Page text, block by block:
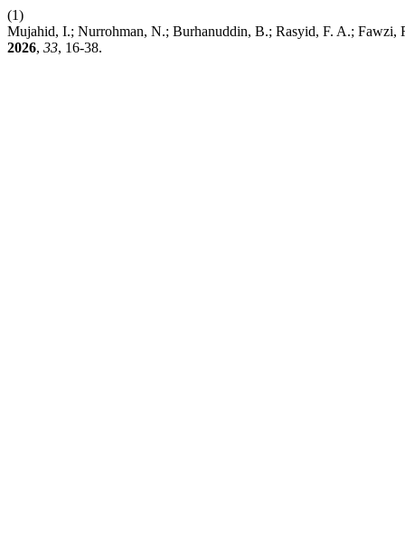
(1)
Mujahid, I.; Nurrohman, N.; Burhanuddin, B.; Rasyid, F. A.; Fawzi,
2026, 33, 16-38.